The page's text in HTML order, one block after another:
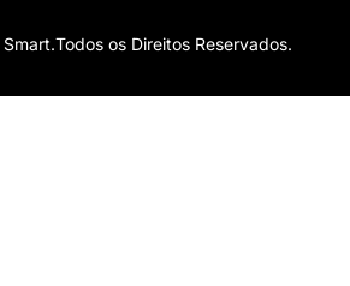
os Direitos Reservados.